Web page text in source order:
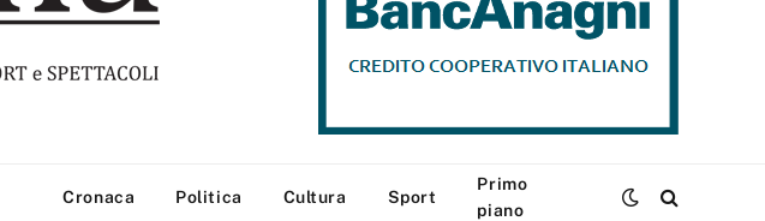
Cronaca Politica Cultura Sport
Primo
piano